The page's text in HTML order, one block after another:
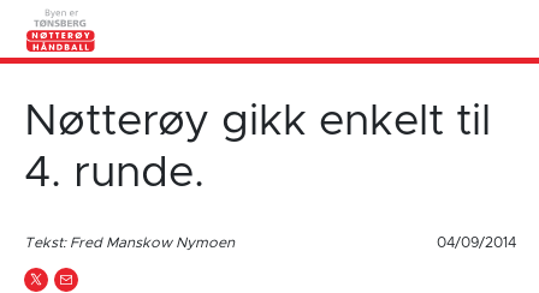
Nøtterøy gikk enkelt til
4. runde.
Tekst: Fred Manskow Nymoen 04/09/2014